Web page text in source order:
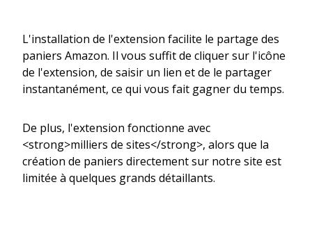
L'installation de l'extension facilite le partage des
paniers Amazon. Il vous suffit de cliquer sur l'icône
de l'extension, de saisir un lien et de le partager
instantanément, ce qui vous fait gagner du temps.
De plus, l'extension fonctionne avec
<strong>milliers de sites</strong>, alors que la
création de paniers directement sur notre site est
limitée à quelques grands détaillants.